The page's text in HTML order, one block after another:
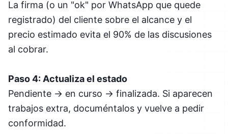
La firma (o un "ok" por WhatsApp que quede
registrado) del cliente sobre el alcance y el
precio estimado evita el 90% de las discusiones
al cobrar.
Paso 4: Actualiza el estado
Pendiente → en curso → finalizada. Si aparecen
trabajos extra, documéntalos y vuelve a pedir
conformidad.